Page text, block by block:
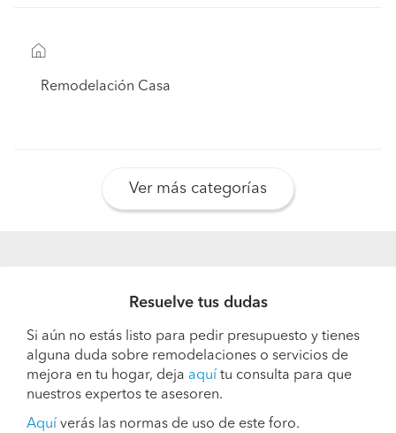
Remodelación Casa
Ver más categorías
Resuelve tus dudas
Si aún no estás listo para pedir presupuesto y tienes
alguna duda sobre remodelaciones o servicios de
mejora en tu hogar, deja aquí tu consulta para que
nuestros expertos te asesoren.
Aquí verás las normas de uso de este foro.